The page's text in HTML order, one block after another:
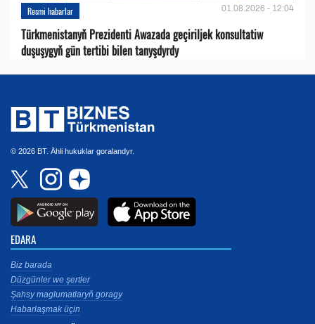
Resmi habarlar 01.08.2026 - 12:04
Türkmenistanyň Prezidenti Awazada geçiriljek konsultatiw
duşuşygyň gün tertibi bilen tanyşdyrdy
© 2026 BT. Ähli hukuklar goralandyr.
EDARA
Biz barada
Düzgünler we şertler
Şahsy maglumatlaryň goragy
Habarlaşmak üçin